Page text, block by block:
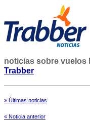
noticias sobre vuelos
Trabber
» Últimas noticias
« Noticia anterior